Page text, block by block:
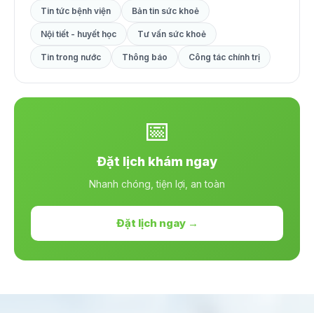
Tin tức bệnh viện Bản tin sức khoẻ
Nội tiết - huyết học Tư vấn sức khoẻ
Tin trong nước Thông báo Công tác chính trị
📅
Đặt lịch khám ngay
Nhanh chóng, tiện lợi, an toàn
Đặt lịch ngay →